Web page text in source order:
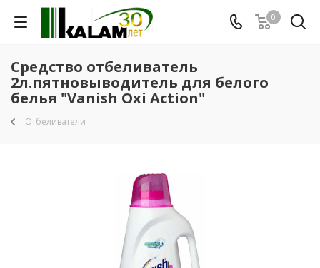
0
Средство отбеливатель
2л.пятновыводитель для белого
белья "Vanish Oxi Action"
Отбеливатели